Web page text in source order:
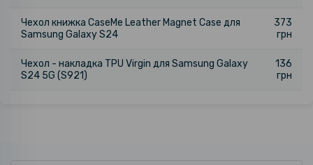
Чехол книжка CaseMe Leather Magnet Case для
Samsung Galaxy S24
373
грн
Чехол - накладка TPU Virgin для Samsung Galaxy
S24 5G (S921)
136
грн